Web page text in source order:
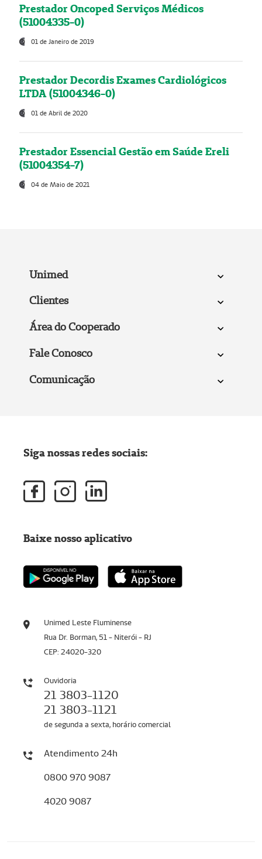
Prestador Oncoped Serviços Médicos
(51004335-0)
01 de Janeiro de 2019
Prestador Decordis Exames Cardiológicos
LTDA (51004346-0)
01 de Abril de 2020
Prestador Essencial Gestão em Saúde Ereli
(51004354-7)
04 de Maio de 2021
Unimed
Clientes
Área do Cooperado
Fale Conosco
Comunicação
Unimed Leste Fluminense
Rua Dr. Borman, 51 - Niterói - RJ
CEP: 24020-320
Ouvidoria
21 3803-1120
21 3803-1121
de segunda a sexta, horário comercial
Atendimento 24h
0800 970 9087
4020 9087
Siga nossas redes sociais:
Baixe nosso aplicativo